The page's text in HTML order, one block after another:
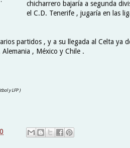
chicharrero bajaría a segunda
el C.D. Tenerife , jugaría en las
partidos , y a su llegada al Celta ya
, México y Chile .
y LFP )